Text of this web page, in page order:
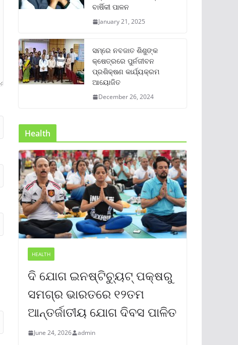
ବାର୍ଷିକୀ ପାଳନ
January 21, 2025
ସମ୍‌ରେ ନବଜାତ ଶିଶୁଙ୍କ
କ୍ଷେତ୍ରରେ ପୁର୍ନଜୀବନ
ପ୍ରଶିକ୍ଷଣ କାର୍ଯ୍ୟକ୍ରମ
ଆୟୋଜିତ
December 26, 2024
Health
HEALTH
ଦି ଯୋଗ ଇନଷ୍ଟିଚ୍ୟୁଟ୍ ପକ୍ଷରୁ
ସମଗ୍ର ଭାରତରେ ୧୨ତମ
ଆନ୍ତର୍ଜାତୀୟ ଯୋଗ ଦିବସ ପାଳିତ
June 24, 2026 admin